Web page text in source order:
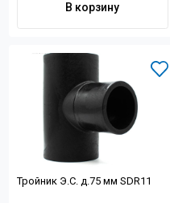
В корзину
Тройник Э.С. д.75 мм SDR11